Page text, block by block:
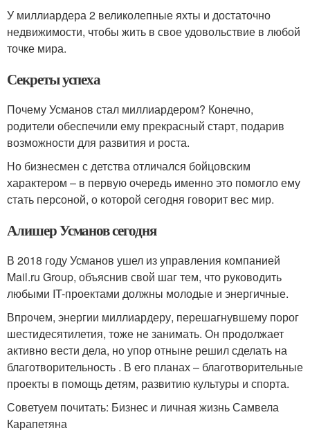
У миллиардера 2 великолепные яхты и достаточно
недвижимости, чтобы жить в свое удовольствие в любой
точке мира.
Секреты успеха
Почему Усманов стал миллиардером? Конечно,
родители обеспечили ему прекрасный старт, подарив
возможности для развития и роста.
Но бизнесмен с детства отличался бойцовским
характером – в первую очередь именно это помогло ему
стать персоной, о которой сегодня говорит вес мир.
Алишер Усманов сегодня
В 2018 году Усманов ушел из управления компанией
Mail.ru Group, объяснив свой шаг тем, что руководить
любыми IT-проектами должны молодые и энергичные.
Впрочем, энергии миллиардеру, перешагнувшему порог
шестидесятилетия, тоже не занимать. Он продолжает
активно вести дела, но упор отныне решил сделать на
благотворительность . В его планах – благотворительные
проекты в помощь детям, развитию культуры и спорта.
Советуем почитать: Бизнес и личная жизнь Самвела
Карапетяна